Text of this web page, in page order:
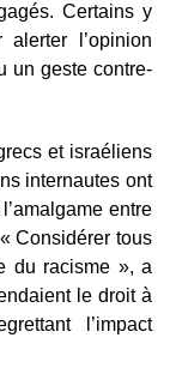
Certains y
l’opinion
un geste contre-
et israéliens
internautes ont
entre
Considérer tous
du racisme », a
le droit à
l’impact